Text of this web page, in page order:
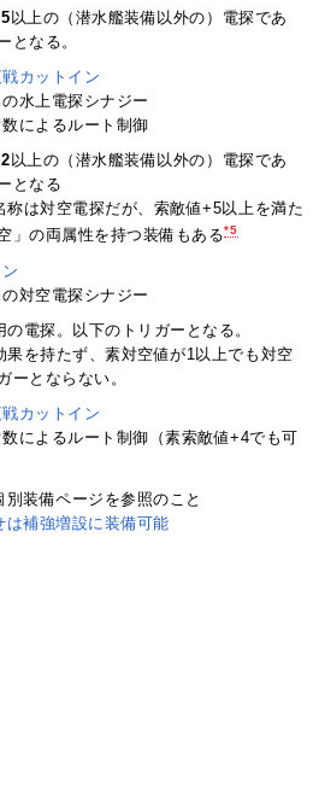
以上の（潜水艦装備以外の）電探であ
となる。
カットイン
水上電探シナジー
によるルート制御
以上の（潜水艦装備以外の）電探であ
となる
空電探だが、索敵値+5以上を満た
」の両属性を持つ装備もある*5
対空電探シナジー
の電探。以下のトリガーとなる。
たず、素対空値が1以上でも対空
ーとならない。
カットイン
によるルート制御（素索敵値+4でも可
装備ページを参照のこと
補強増設に装備可能